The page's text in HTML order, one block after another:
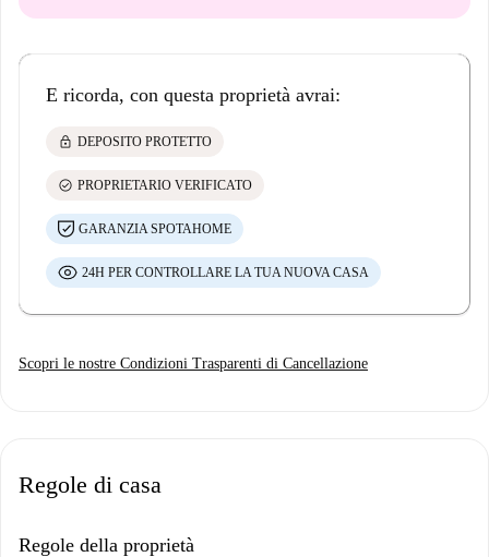
E ricorda, con questa proprietà avrai:
lock DEPOSITO PROTETTO
check_circle PROPRIETARIO VERIFICATO
GARANZIA SPOTAHOME
24H PER CONTROLLARE LA TUA NUOVA CASA
Scopri le nostre Condizioni Trasparenti di Cancellazione
Regole di casa
Regole della proprietà